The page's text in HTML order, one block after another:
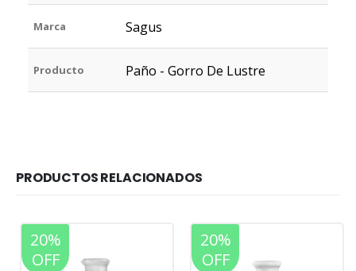
Marca Sagus
Producto Paño - Gorro De Lustre
PRODUCTOS RELACIONADOS
20%
OFF
20%
OFF